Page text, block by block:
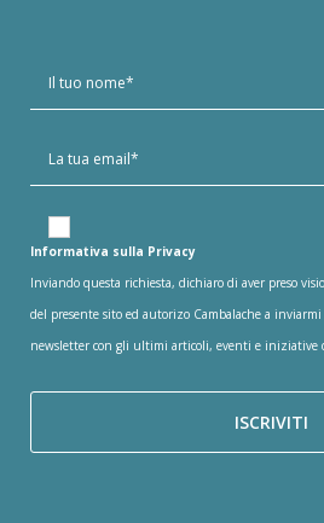
Informativa sulla Privacy
Inviando questa richiesta, dichiaro di aver preso
del presente sito ed autorizo Cambalache a
newsletter con gli ultimi articoli, eventi e iniziative